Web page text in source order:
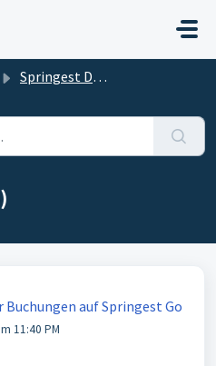
Springest DE Kursanbieter Helpdesk
auf Springest Go
11:40 PM